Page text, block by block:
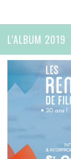
L’ALBUM 2019